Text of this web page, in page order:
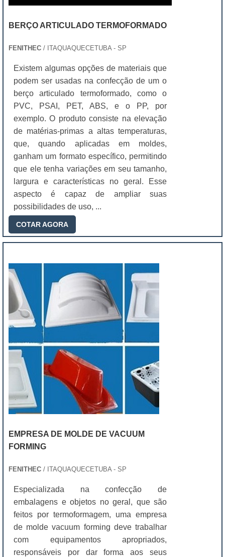
BERÇO ARTICULADO TERMOFORMADO
FENITHEC / ITAQUAQUECETUBA - SP
Existem algumas opções de materiais que
podem ser usadas na confecção de um o
berço articulado termoformado, como o
PVC, PSAI, PET, ABS, e o PP, por
exemplo. O produto consiste na elevação
de matérias-primas a altas temperaturas,
que, quando aplicadas em moldes,
ganham um formato específico, permitindo
que ele tenha variações em seu tamanho,
largura e características no geral. Esse
aspecto é capaz de ampliar suas
possibilidades de uso, ...
COTAR AGORA
EMPRESA DE MOLDE DE VACUUM
FORMING
FENITHEC / ITAQUAQUECETUBA - SP
Especializada na confecção de
embalagens e objetos no geral, que são
feitos por termoformagem, uma empresa
de molde vacuum forming deve trabalhar
com equipamentos apropriados,
responsáveis por dar forma aos seus